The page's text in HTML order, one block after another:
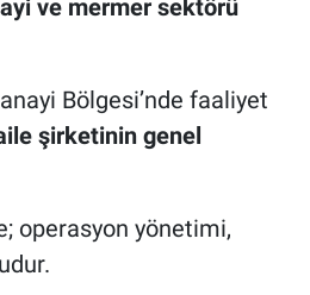
ve mermer sektörü
Bölgesi’nde faaliyet
şirketinin genel
operasyon yönetimi,